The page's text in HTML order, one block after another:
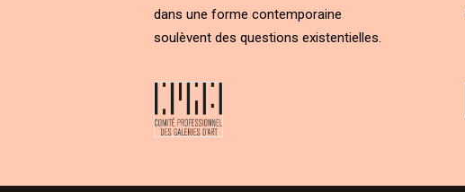
dans une forme contemporaine
soulèvent des questions existentielles.